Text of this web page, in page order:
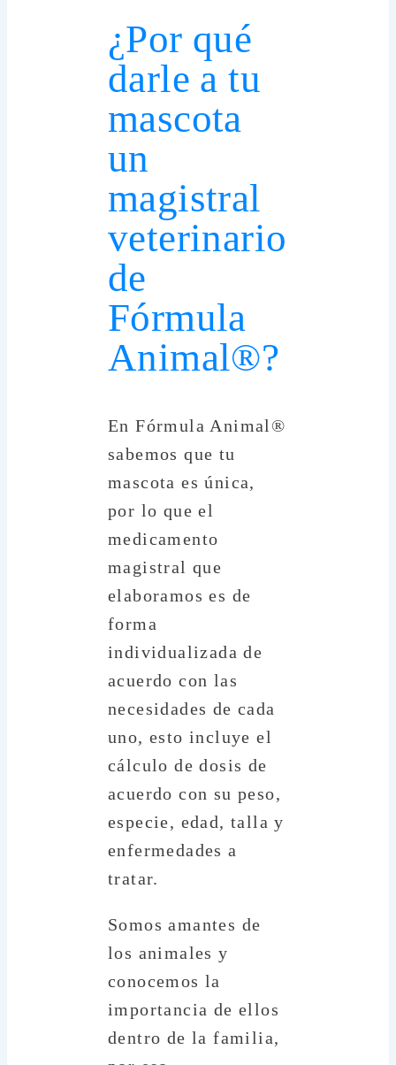
¿Por qué
darle a tu
mascota
un
magistral
veterinario
de
Fórmula
Animal®?
En Fórmula Animal®
sabemos que tu
mascota es única,
por lo que el
medicamento
magistral que
elaboramos es de
forma
individualizada de
acuerdo con las
necesidades de cada
uno, esto incluye el
cálculo de dosis de
acuerdo con su peso,
especie, edad, talla y
enfermedades a
tratar.
Somos amantes de
los animales y
conocemos la
importancia de ellos
dentro de la familia,